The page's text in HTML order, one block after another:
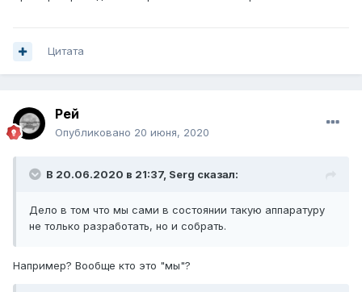
Цитата
Рей
Опубликовано 20 июня, 2020
В 20.06.2020 в 21:37, Serg сказал:
Дело в том что мы сами в состоянии такую аппаратуру
не только разработать, но и собрать.
Например? Вообще кто это "мы"?